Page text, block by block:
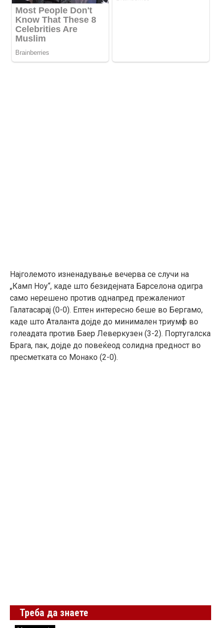
Најголемото изненадување вечерва се случи на
„Камп Ноу“, каде што безидејната Барселона одигра
само нерешено против однапред прежалениот
Галатасарај (0-0). Ептен интересно беше во Бергамо,
каде што Аталанта дојде до минимален триумф во
голеадата против Баер Леверкузен (3-2). Португалска
Брага, пак, дојде до повеќеод солидна предност во
пресметката со Монако (2-0).
Треба да знаете